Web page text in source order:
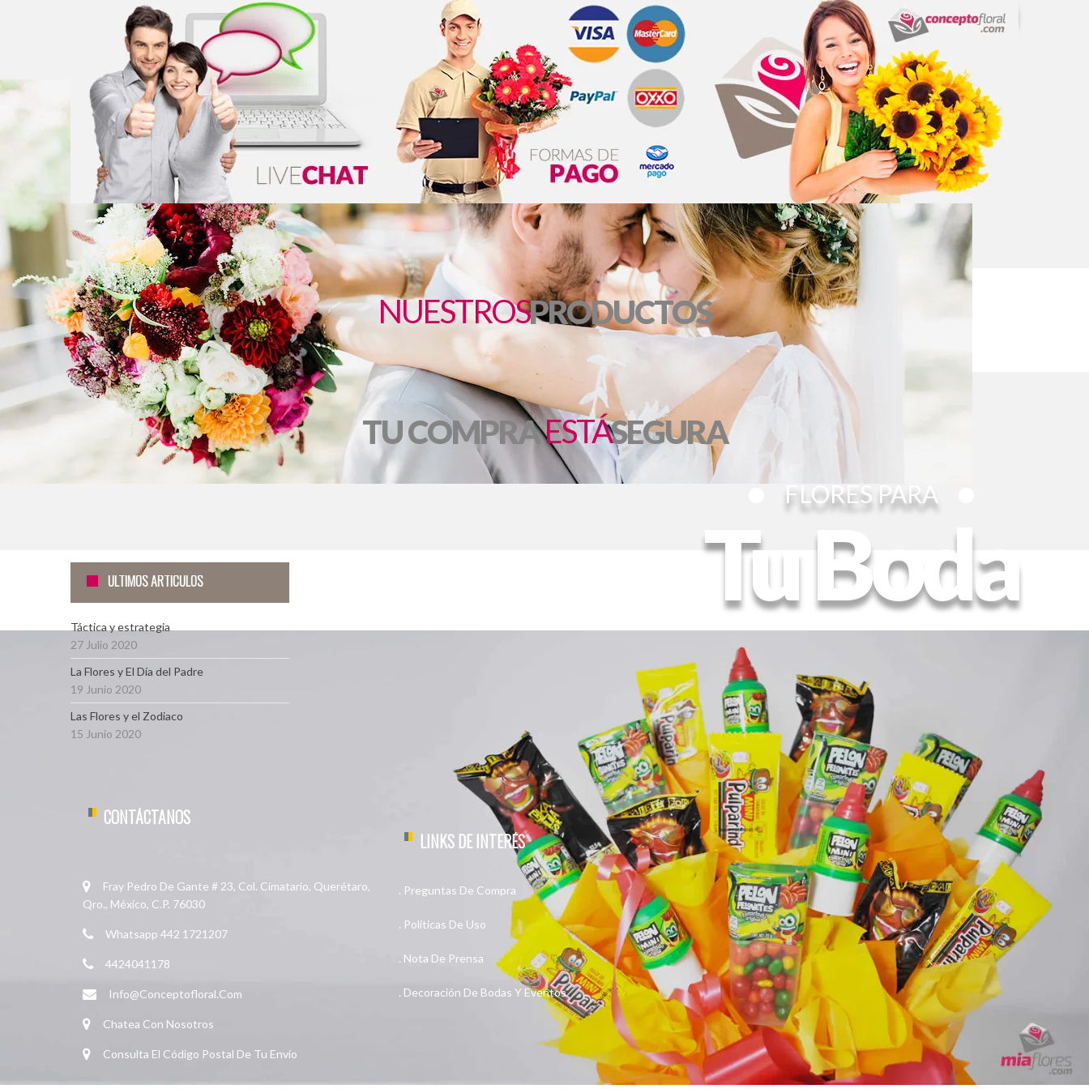
FLORES PARA
Tu Boda
NUESTROSPRODUCTOS
TU COMPRAESTÁSEGURA
ÚLTIMOS ARTÍCULOS
Táctica y estrategia
27 Julio 2020
La Flores y El Día del Padre
19 Junio 2020
Las Flores y el Zodiaco
15 Junio 2020
CONTÁCTANOS
Fray Pedro De Gante # 23, Col. Cimatario, Querétaro,
Qro., México, C.P. 76030
Whatsapp 442 1721207
4424041178
Info@conceptofloral.com
Chatea Con Nosotros
Consulta El Código Postal De Tu Envío
LINKS DE INTERÉS
Preguntas De Compra
Políticas De Uso
Nota De Prensa
Decoración De Bodas Y Eventos